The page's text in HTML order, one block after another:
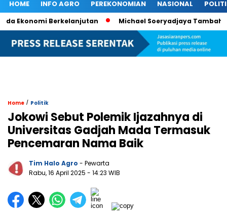
HOME INFO AGRO PEREKONOMIAN NASIONAL
Ekonomi Berkelanjutan Michael Soeryadjaya Tambah 182
Home / Politik
Jokowi Sebut Polemik Ijazahnya di
Universitas Gadjah Mada Termasuk
Pencemaran Nama Baik
Tim Halo Agro - Pewarta
Rabu, 16 April 2025 - 14:23 WIB